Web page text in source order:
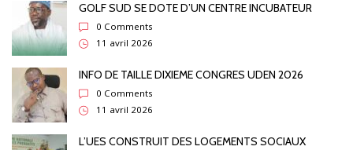
GOLF SUD SE DOTE D’UN CENTRE INCUBATEUR
0 Comments
11 avril 2026
INFO DE TAILLE DIXIEME CONGRES UDEN 2026
0 Comments
11 avril 2026
L’UES CONSTRUIT DES LOGEMENTS SOCIAUX